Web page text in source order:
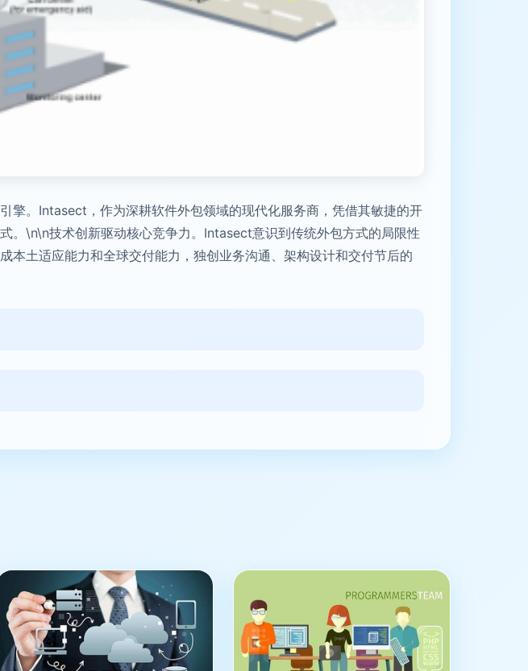
擎。Intasect，作为深耕软件外包领域的现代化服务商，凭借其敏捷的开
。\n\n技术创新驱动核心竞争力。Intasect意识到传统外包方式的局限性
土适应能力和全球交付能力，独创业务沟通、架构设计和交付节后的